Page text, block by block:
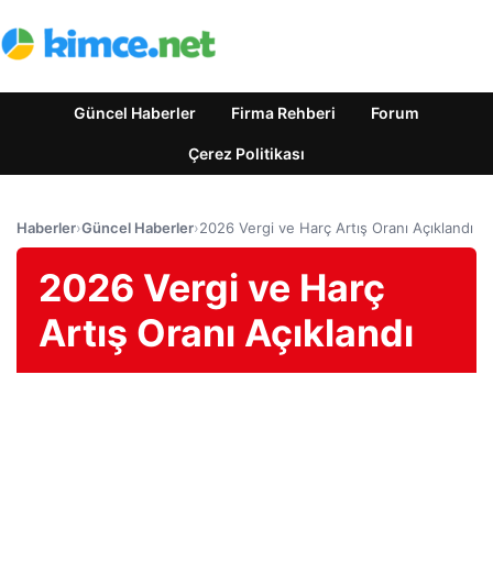
Güncel Haberler Firma Rehberi Forum
Çerez Politikası
Haberler›Güncel Haberler›2026 Vergi ve Harç Artış Oranı Açıklandı
2026 Vergi ve Harç
Artış Oranı Açıklandı